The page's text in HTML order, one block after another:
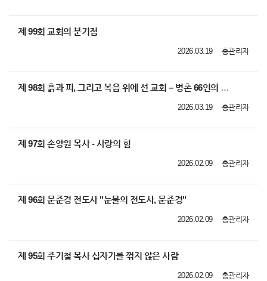
제 99회 교회의 분기점
총관리자
2026.03.19
제 98회 흙과 피, 그리고 복음 위에 선 교회 – 병촌 66인의 순교 이야기 영상
총관리자
2026.03.19
제 97회 손양원 목사 - 사랑의 힘
총관리자
2026.02.09
제 96회 문준경 전도사 "눈물의 전도사, 문준경"
총관리자
2026.02.09
제 95회 주기철 목사 십자가를 꺾지 않은 사람
총관리자
2026.02.09